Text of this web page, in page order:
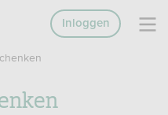
Inloggen